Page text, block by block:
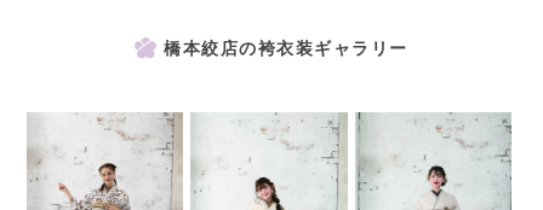
橋本絞店の袴衣装ギャラリー